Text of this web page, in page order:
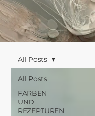
All Posts
FARBEN
UND
REZEPTUREN
All Posts